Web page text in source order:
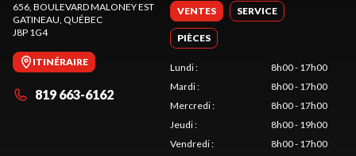
656, BOULEVARD MALONEY EST
GATINEAU, QUÉBEC
J8P 1G4
ITINÉRAIRE
819 663-6162
VENTES SERVICE
PIÈCES
Lundi:
8h00 - 17h00
Mardi:
8h00 - 17h00
Mercredi:
8h00 - 17h00
Jeudi:
8h00 - 19h00
Vendredi:
8h00 - 17h00